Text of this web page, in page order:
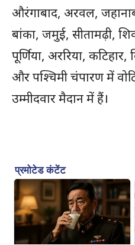
औरंगाबाद, अरवल,
बांका, जमुई, सीतामढ़ी,
पूर्णिया, अररिया,
और पश्चिमी चंपारण में
उम्मीदवार मैदान में हैं।